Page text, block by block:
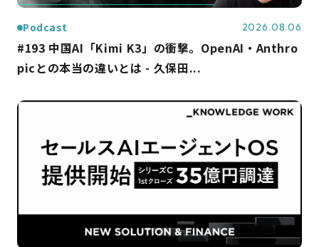
Podcast 2026.08.06
#193 中国AI「Kimi K3」の衝撃。OpenAI・Anthro
picとの本当の違いとは - 久保田...